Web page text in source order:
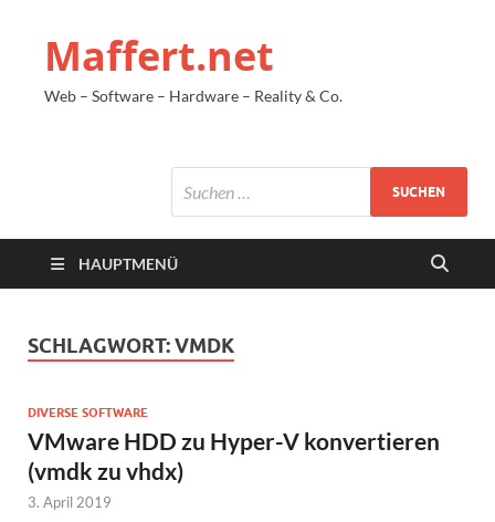
Maffert.net
Web – Software – Hardware – Reality & Co.
HAUPTMENÜ
SCHLAGWORT:VMDK
DIVERSE SOFTWARE
VMware HDD zu Hyper-V konvertieren
(vmdk zu vhdx)
3. April 2019